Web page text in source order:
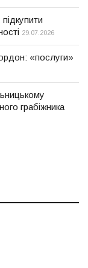
29.07.2026
«послуги»
грабіжника